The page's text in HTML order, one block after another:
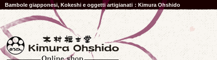
Bambole giapponesi, Kokeshi e oggetti artigianati：Kimura Ohshido